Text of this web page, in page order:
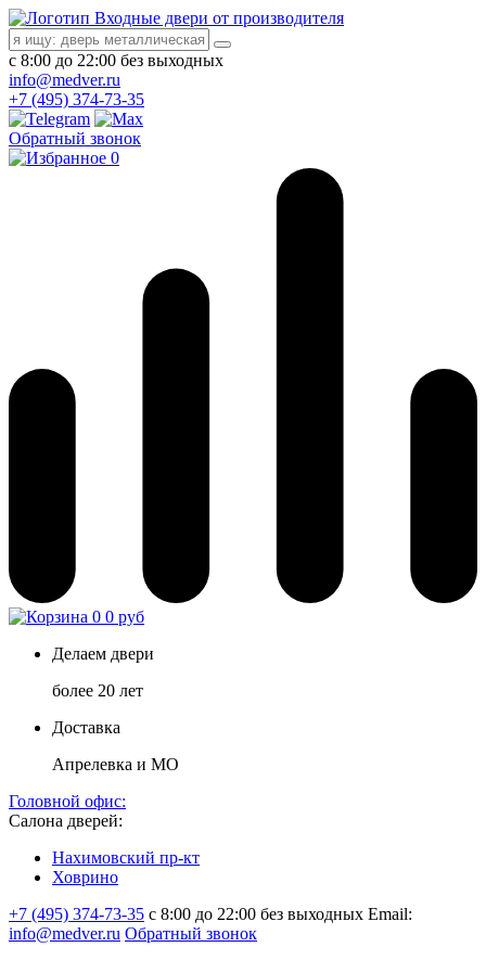
Входные двери от производителя
с 8:00 до 22:00 без выходных
info@medver.ru
+7 (495) 374-73-35
Обратный звонок
0
0 0 руб
Делаем двери
более 20 лет
Доставка
Апрелевка и МО
Головной офис:
Салона дверей:
Нахимовский пр-кт
Ховрино
+7 (495) 374-73-35 с 8:00 до 22:00 без выходных Email:
info@medver.ru Обратный звонок